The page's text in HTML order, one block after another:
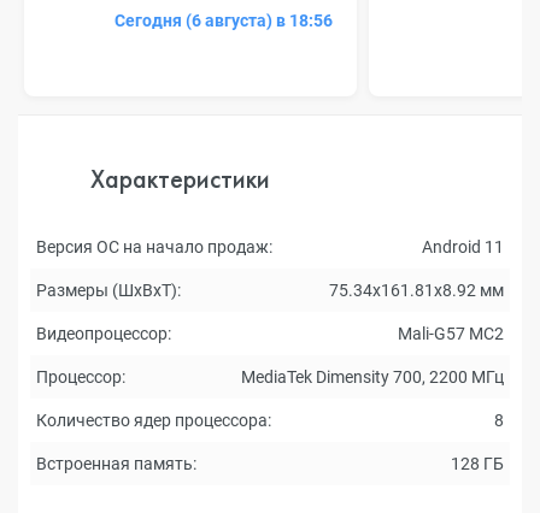
Сегодня (6 августа) в 18:56
Характеристики
Версия ОС на начало продаж: Android 11
Размеры (ШxВxТ): 75.34x161.81x8.92 мм
Видеопроцессор: Mali-G57 MC2
Процессор: MediaTek Dimensity 700, 2200 МГц
Количество ядер процессора: 8
Встроенная память: 128 ГБ